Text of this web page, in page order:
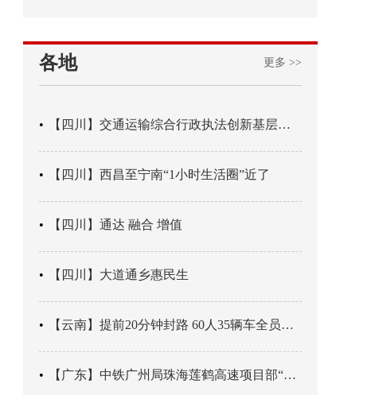
各地 更多 >>
【四川】交通运输综合行政执法创新基层辖区治理“4+3” 新模式
【四川】西昌至宁南“1小时生活圈”近了
【四川】通达 融合 增值
【四川】大道通乡惠民生
【云南】提前20分钟封路 60人35辆车全员平安
【广东】中铁广州局珠海莲鹤高速项目部“靶向施训”筑牢应急处置防线